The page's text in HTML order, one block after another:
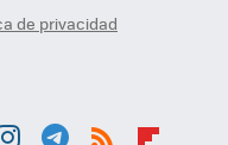
de privacidad